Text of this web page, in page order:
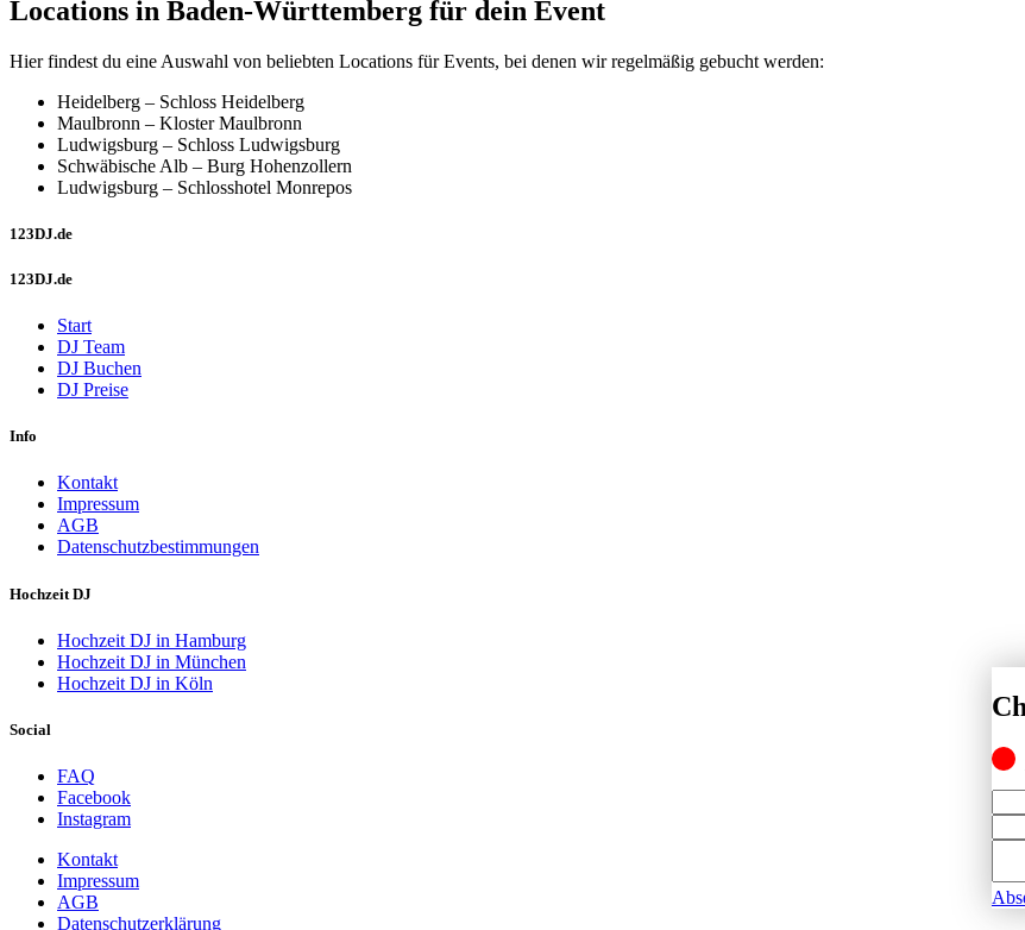
Locations in Baden-Württemberg für dein Event
Hier findest du eine Auswahl von beliebten Locations für Events, bei denen wir regelmäßig gebucht werden:
Heidelberg – Schloss Heidelberg
Maulbronn – Kloster Maulbronn
Ludwigsburg – Schloss Ludwigsburg
Schwäbische Alb – Burg Hohenzollern
Ludwigsburg – Schlosshotel Monrepos
123DJ.de
123DJ.de
Start
DJ Team
DJ Buchen
DJ Preise
Info
Kontakt
Impressum
AGB
Datenschutzbestimmungen
Hochzeit DJ
Hochzeit DJ in Hamburg
Hochzeit DJ in München
Hochzeit DJ in Köln
Social
FAQ
Facebook
Instagram
Kontakt
Impressum
AGB
Datenschutzerklärung